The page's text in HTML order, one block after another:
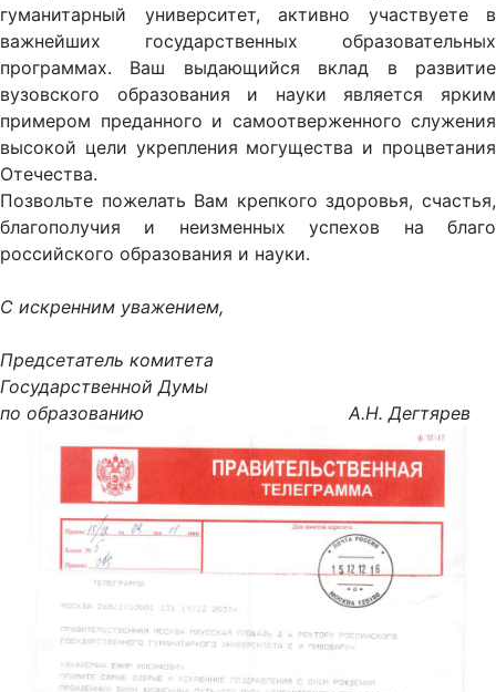
гуманитарный университет, активно участвуете в
важнейших государственных образовательных
программах. Ваш выдающийся вклад в развитие
вузовского образования и науки является ярким
примером преданного и самоотверженного служения
высокой цели укрепления могущества и процветания
Отечества.
Позвольте пожелать Вам крепкого здоровья, счастья,
благополучия и неизменных успехов на благо
российского образования и науки.
С искренним уважением,
Предсетатель комитета
Государственной Думы
по образованию А.Н. Дегтярев